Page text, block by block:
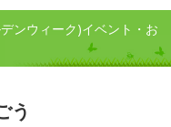
ンウィーク)イベント・お
う